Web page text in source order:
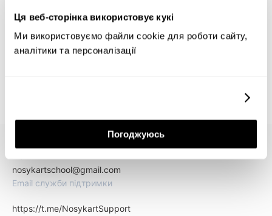
Ця веб-сторінка використовує кукі
Ми використовуємо файли cookie для роботи сайту,
аналітики та персоналізації
Погоджуюсь
nosykartschool@gmail.com
Email служби підтримки
https://t.me/NosykartSupport